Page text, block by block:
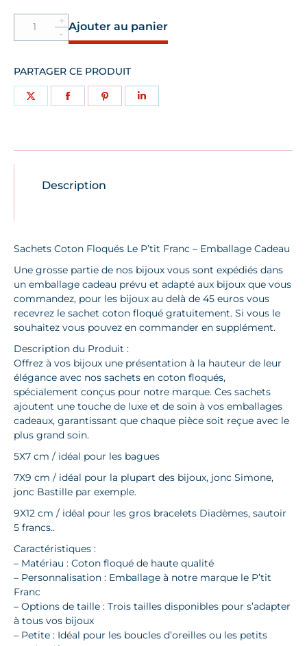
Quantité
Sachet
P'tit
Franc
Ajouter au panier
PARTAGER CE PRODUIT
PartagerPartagerPartagerPartager
Description
Sachets Coton Floqués Le P’tit Franc – Emballage Cadeau
Une grosse partie de nos bijoux vous sont expédiés dans
un emballage cadeau prévu et adapté aux bijoux que vous
commandez, pour les bijoux au delà de 45 euros vous
recevrez le sachet coton floqué gratuitement. Si vous le
souhaitez vous pouvez en commander en supplément.
Description du Produit :
Offrez à vos bijoux une présentation à la hauteur de leur
élégance avec nos sachets en coton floqués,
spécialement conçus pour notre marque. Ces sachets
ajoutent une touche de luxe et de soin à vos emballages
cadeaux, garantissant que chaque pièce soit reçue avec le
plus grand soin.
5X7 cm / idéal pour les bagues
7X9 cm / idéal pour la plupart des bijoux, jonc Simone,
jonc Bastille par exemple.
9X12 cm / idéal pour les gros bracelets Diadèmes, sautoir
5 francs..
Caractéristiques :
– Matériau : Coton floqué de haute qualité
– Personnalisation : Emballage à notre marque le P’tit
Franc
– Options de taille : Trois tailles disponibles pour s’adapter
à tous vos bijoux
– Petite : Idéal pour les boucles d’oreilles ou les petits